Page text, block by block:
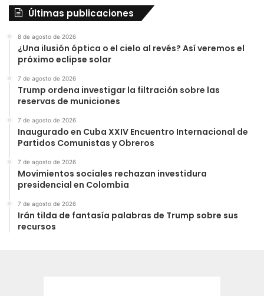
Últimas publicaciones
8 de agosto de 2026
¿Una ilusión óptica o el cielo al revés? Así veremos el
próximo eclipse solar
7 de agosto de 2026
Trump ordena investigar la filtración sobre las
reservas de municiones
7 de agosto de 2026
Inaugurado en Cuba XXIV Encuentro Internacional de
Partidos Comunistas y Obreros
7 de agosto de 2026
Movimientos sociales rechazan investidura
presidencial en Colombia
7 de agosto de 2026
Irán tilda de fantasía palabras de Trump sobre sus
recursos